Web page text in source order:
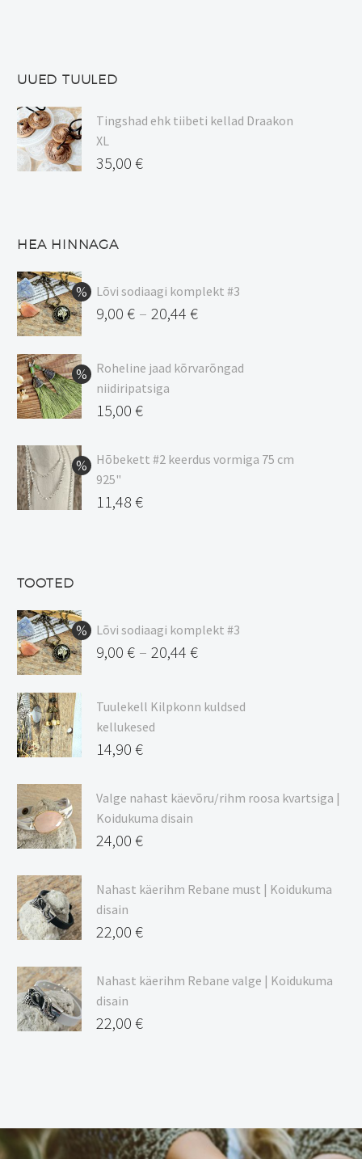
UUED TUULED
Tingshad ehk tiibeti kellad Draakon
XL
35,00 €
HEA HINNAGA
Lõvi sodiaagi komplekt #3
9,00 € – 20,44 €
9,00 €
kuni
20,44 €
Roheline jaad kõrvarõngad
niidiripatsiga
Algne
oli:
17,00 €.
15,00 €
hind
on:
15,00 €.
Hõbekett #2 keerdus vormiga 75 cm
925"
Algne
11,48 €
TOOTED
Lõvi sodiaagi komplekt #3
9,00 € – 20,44 €
9,00 €
kuni
20,44 €
Tuulekell Kilpkonn kuldsed
kellukesed
14,90 €
Valge nahast käevõru/rihm roosa kvartsiga |
Koidukuma disain
24,00 €
Nahast käerihm Rebane must | Koidukuma
disain
22,00 €
Nahast käerihm Rebane valge | Koidukuma
disain
22,00 €